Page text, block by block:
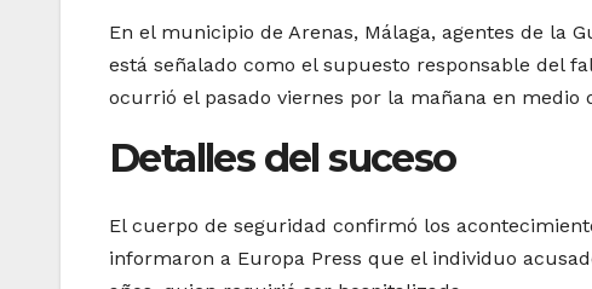
En el municipio de Arenas, Málaga, agentes de la
está señalado como el supuesto responsable del
ocurrió el pasado viernes por la mañana en
Detalles del suceso
El cuerpo de seguridad confirmó los
informaron a Europa Press que el individuo